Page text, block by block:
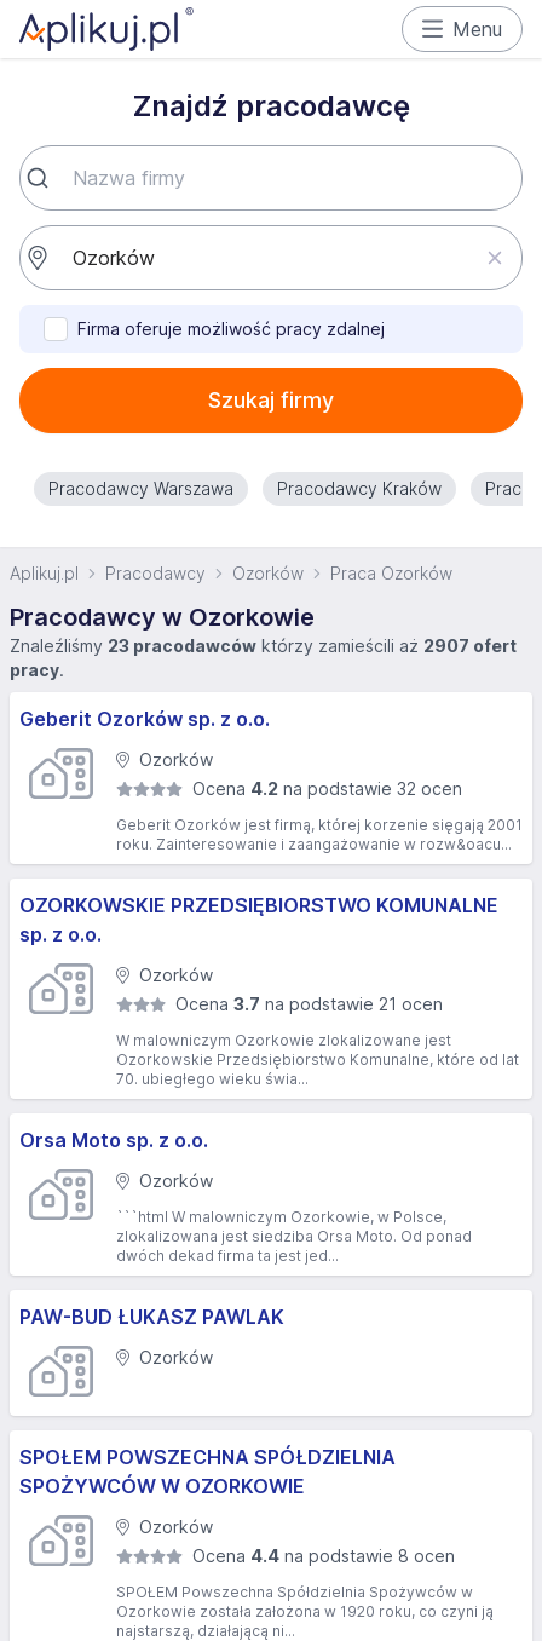
Menu
Znajdź pracodawcę
Firma oferuje możliwość pracy zdalnej
Szukaj firmy
Pracodawcy Warszawa Pracodawcy Kraków
Aplikuj.pl Pracodawcy Ozorków Praca Ozorków
Pracodawcy w Ozorkowie
Znaleźliśmy 23 pracodawców którzy zamieścili aż 2907 ofert
pracy.
Geberit Ozorków sp. z o.o.
Ozorków
Ocena 4.2 na podstawie 32 ocen
Geberit Ozorków jest firmą, której korzenie sięgają 2001
roku. Zainteresowanie i zaangażowanie w rozw&oacu...
OZORKOWSKIE PRZEDSIĘBIORSTWO KOMUNALNE
sp. z o.o.
Ozorków
Ocena3.7 na podstawie 21 ocen
W malowniczym Ozorkowie zlokalizowane jest
Ozorkowskie Przedsiębiorstwo Komunalne, które od lat
70. ubiegłego wieku świa...
Orsa Moto sp. z o.o.
Ozorków
```html W malowniczym Ozorkowie, w Polsce,
zlokalizowana jest siedziba Orsa Moto. Od ponad
dwóch dekad firma ta jest jed...
PAW-BUD ŁUKASZ PAWLAK
Ozorków
SPOŁEM POWSZECHNA SPÓŁDZIELNIA
SPOŻYWCÓW W OZORKOWIE
Ozorków
Ocena 4.4 na podstawie 8 ocen
SPOŁEM Powszechna Spółdzielnia Spożywców w
Ozorkowie została założona w 1920 roku, co czyni ją
najstarszą, działającą ni...